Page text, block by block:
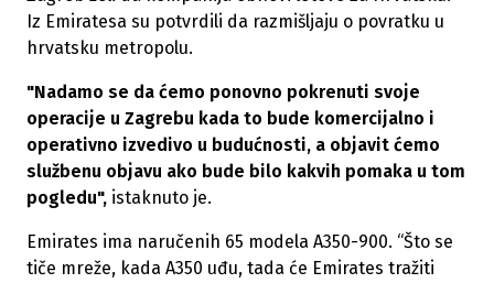
Iz Emiratesa su potvrdili da razmišljaju o povratku u
hrvatsku metropolu.
"Nadamo se da ćemo ponovno pokrenuti svoje
operacije u Zagrebu kada to bude komercijalno i
operativno izvedivo u budućnosti, a objavit ćemo
službenu objavu ako bude bilo kakvih pomaka u tom
pogledu", istaknuto je.
Emirates ima naručenih 65 modela A350-900. “Što se
tiče mreže, kada A350 uđu, tada će Emirates tražiti